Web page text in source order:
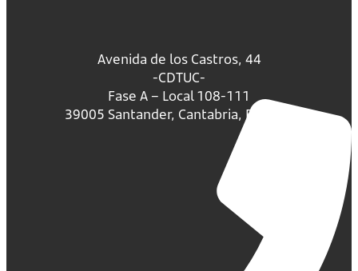
Avenida de los Castros, 44
-CDTUC-
Fase A – Local 108-111
39005 Santander, Cantabria, España.